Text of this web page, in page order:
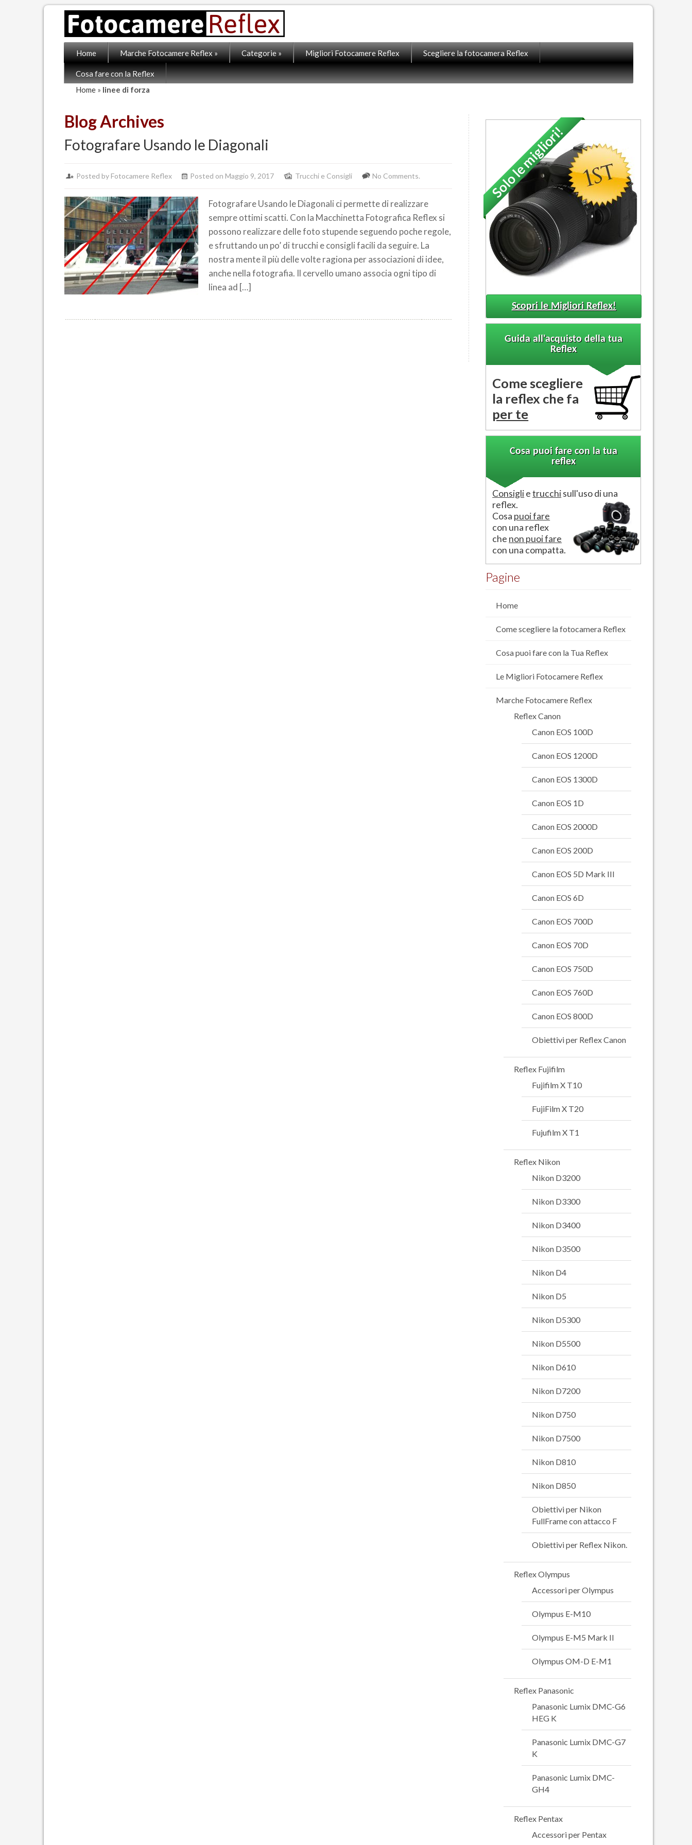
Home Marche Fotocamere Reflex» Categorie» Migliori Fotocamere Reflex Scegliere la fotocamera Reflex
Cosa fare con la Reflex
Home» linee di forza
Blog Archives
Fotografare Usando le Diagonali
Posted by Fotocamere Reflex Posted on Maggio 9, 2017 Trucchi e Consigli No Comments.
Fotografare Usando le Diagonali ci permette di realizzare
sempre ottimi scatti. Con la Macchinetta Fotografica Reflex si
possono realizzare delle foto stupende seguendo poche regole,
e sfruttando un po’ di trucchi e consigli facili da seguire. La
nostra mente il più delle volte ragiona per associazioni di idee,
anche nella fotografia. Il cervello umano associa ogni tipo di
linea ad […]
Solo le migliori!
Scopri le Migliori Reflex!
Guida all'acquisto della tua
Reflex
Come scegliere
la reflex che fa
per te
Cosa puoi fare con la tua
reflex
Consiglietrucchisull'uso di una
reflex.
Cosa puoi fare
con una reflex
che non puoi fare
con una compatta.
Pagine
Home
Come scegliere la fotocamera Reflex
Cosa puoi fare con la Tua Reflex
Le Migliori Fotocamere Reflex
Marche Fotocamere Reflex
Reflex Canon
Canon EOS 100D
Canon EOS 1200D
Canon EOS 1300D
Canon EOS 1D
Canon EOS 2000D
Canon EOS 200D
Canon EOS 5D Mark III
Canon EOS 6D
Canon EOS 700D
Canon EOS 70D
Canon EOS 750D
Canon EOS 760D
Canon EOS 800D
Obiettivi per Reflex Canon
Reflex Fujifilm
Fujifilm X T10
FujiFilm X T20
Fujufilm X T1
Reflex Nikon
Nikon D3200
Nikon D3300
Nikon D3400
Nikon D3500
Nikon D4
Nikon D5
Nikon D5300
Nikon D5500
Nikon D610
Nikon D7200
Nikon D750
Nikon D7500
Nikon D810
Nikon D850
Obiettivi per Nikon
FullFrame con attacco F
Obiettivi per Reflex Nikon.
Reflex Olympus
Accessori per Olympus
Olympus E-M10
Olympus E-M5 Mark II
Olympus OM-D E-M1
Reflex Panasonic
Panasonic Lumix DMC-G6
HEG K
Panasonic Lumix DMC-G7
K
Panasonic Lumix DMC-
GH4
Reflex Pentax
Accessori per Pentax